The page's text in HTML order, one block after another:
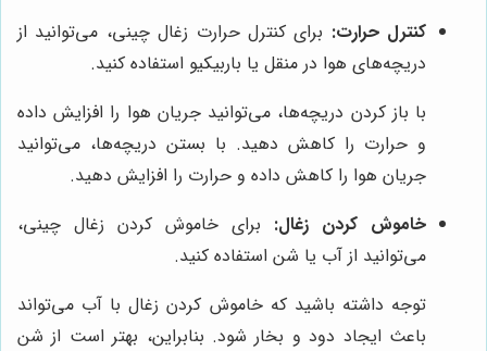
کنترل حرارت: برای کنترل حرارت زغال چینی، می‌توانید از
دریچه‌های هوا در منقل یا باربیکیو استفاده کنید.
با باز کردن دریچه‌ها، می‌توانید جریان هوا را افزایش داده
و حرارت را کاهش دهید. با بستن دریچه‌ها، می‌توانید
جریان هوا را کاهش داده و حرارت را افزایش دهید.
خاموش کردن زغال: برای خاموش کردن زغال چینی،
می‌توانید از آب یا شن استفاده کنید.
توجه داشته باشید که خاموش کردن زغال با آب می‌تواند
باعث ایجاد دود و بخار شود. بنابراین، بهتر است از شن